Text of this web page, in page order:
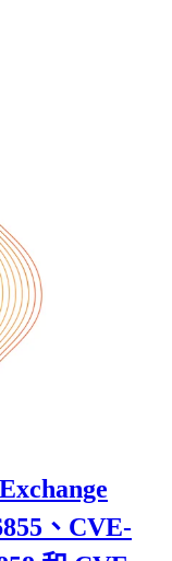
、CVE-